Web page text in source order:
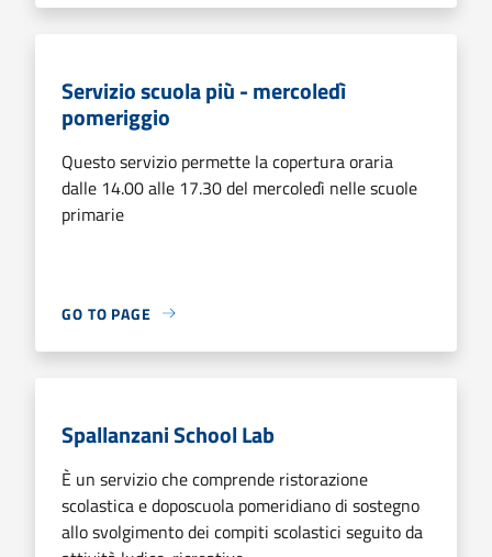
Servizio scuola più - mercoledì
pomeriggio
Questo servizio permette la copertura oraria
dalle 14.00 alle 17.30 del mercoledì nelle scuole
primarie
GO TO PAGE
Spallanzani School Lab
È un servizio che comprende ristorazione
scolastica e doposcuola pomeridiano di sostegno
allo svolgimento dei compiti scolastici seguito da